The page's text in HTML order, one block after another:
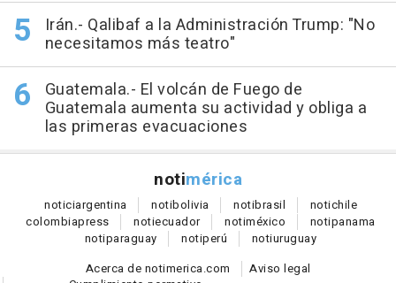
Irán.- Qalibaf a la Administración Trump: "No
necesitamos más teatro"
Guatemala.- El volcán de Fuego de
Guatemala aumenta su actividad y obliga a
las primeras evacuaciones
notimérica
noticiargentina notibolivia notibrasil notichile
colombiapress notiecuador notiméxico notipanama
notiparaguay notiperú notiuruguay
Acerca de notimerica.com
Aviso legal